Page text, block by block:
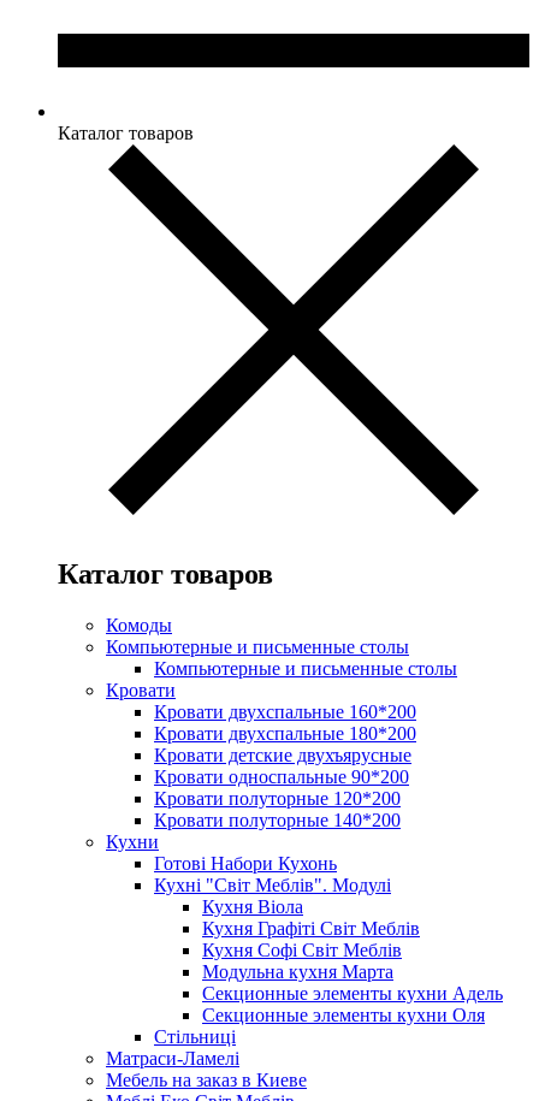
Каталог товаров
Каталог товаров
Комоды
Компьютерные и письменные столы
Компьютерные и письменные столы
Кровати
Кровати двухспальные 160*200
Кровати двухспальные 180*200
Кровати детские двухъярусные
Кровати односпальные 90*200
Кровати полуторные 120*200
Кровати полуторные 140*200
Кухни
Готові Набори Кухонь
Кухні "Світ Меблів". Модулі
Кухня Віола
Кухня Графіті Світ Меблів
Кухня Софі Світ Меблів
Модульна кухня Марта
Секционные элементы кухни Адель
Секционные элементы кухни Оля
Стільниці
Матраси-Ламелі
Мебель на заказ в Киеве